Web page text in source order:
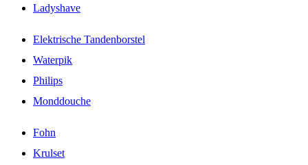
Ladyshave
Elektrische Tandenborstel
Waterpik
Philips
Monddouche
Fohn
Krulset